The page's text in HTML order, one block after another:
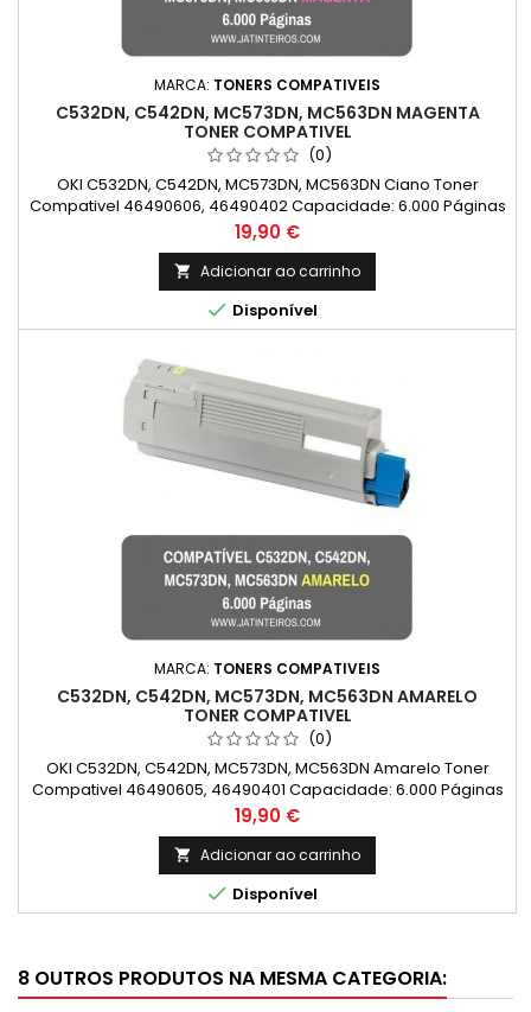
MARCA: TONERS COMPATIVEIS
C532DN, C542DN, MC573DN, MC563DN MAGENTA
TONER COMPATIVEL
(0)
OKI C532DN, C542DN, MC573DN, MC563DN Ciano Toner
Compativel 46490606, 46490402 Capacidade: 6.000 Páginas
Preço
19,90 €
 Adicionar ao carrinho
 Disponível
MARCA: TONERS COMPATIVEIS
C532DN, C542DN, MC573DN, MC563DN AMARELO
TONER COMPATIVEL
(0)
OKI C532DN, C542DN, MC573DN, MC563DN Amarelo Toner
Compativel 46490605, 46490401 Capacidade: 6.000 Páginas
Preço
19,90 €
 Adicionar ao carrinho
 Disponível
8 OUTROS PRODUTOS NA MESMA CATEGORIA: